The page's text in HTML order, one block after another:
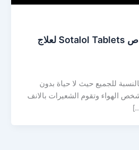
دواء سوتالول أقراص Sotalol Tablets لعلاج
للجميع حيث لا حياة بدون
الهواء وتقوم الشعيرات بالانف